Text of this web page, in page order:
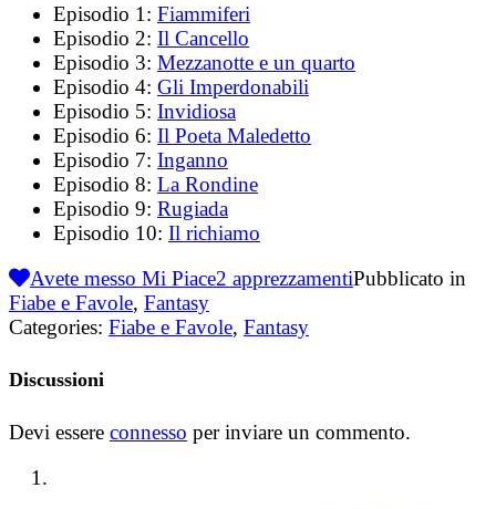
Episodio 1: Fiammiferi
Episodio 2: Il Cancello
Episodio 3: Mezzanotte e un quarto
Episodio 4: Gli Imperdonabili
Episodio 5: Invidiosa
Episodio 6: Il Poeta Maledetto
Episodio 7: Inganno
Episodio 8: La Rondine
Episodio 9: Rugiada
Episodio 10: Il richiamo
Avete messo Mi Piace2 apprezzamentiPubblicato in
Fiabe e Favole, Fantasy
Categories: Fiabe e Favole, Fantasy
Discussioni
Devi essere connesso per inviare un commento.